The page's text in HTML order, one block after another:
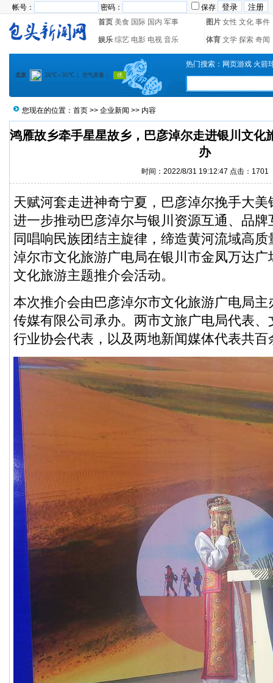
帐号： 密码：
保存
首页 美食 国际 国内 军事 图片 女性 文化 事件
娱乐 综艺 电影 电视 音乐 体育 文学 探索 奇闻
热门搜索： 网页游戏 火箭
您现在的位置： 首页 >> 企业新闻 >> 内容
鸿雁故乡牵手星星故乡，巴彦淖尔走进银川文化
办
时间：2022/8/31 19:12:47 点击：1701
天赋河套走进神奇宁夏，巴彦淖尔挽手大
进一步推动巴彦淖尔与银川资源互通、品
同唱响民族团结主旋律，缔造黄河流域高
淖尔市文化旅游广电局在银川市金凤万达
文化旅游主题推介会活动。
本次推介会由巴彦淖尔市文化旅游广电局
传媒有限公司承办。两市文旅广电局代表
行业协会代表，以及两地新闻媒体代表共